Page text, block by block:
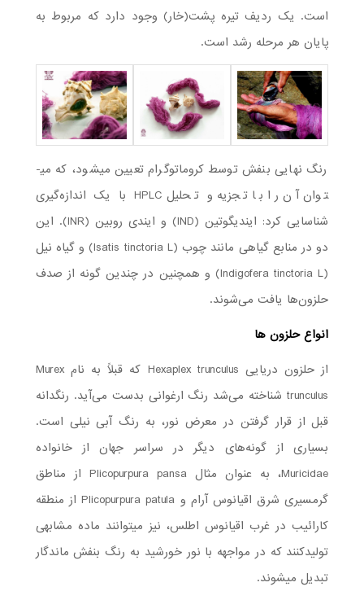
است. یک ردیف تیره پشت(خار) وجود دارد که مربوط به
پایان هر مرحله رشد است.
رنگ نهایی بنفش توسط کروماتوگرام تعیین می­شود، که می­
توان آن را با تجزیه و تحلیل HPLC با یک اندازه‌گیری
شناسایی کرد: ایندیگوتین (IND) و ایندی روبین (INR). این
دو در منابع گیاهی مانند چوب (Isatis tinctoria L) و گیاه نیل
(Indigofera tinctoria L) و همچنین در چندین گونه از صدف‌
حلزون‌ها یافت می‌شوند.
انواع حلزون ها
از حلزون دریایی Hexaplex trunculus که قبلاً به نام Murex
trunculus شناخته می‌شد رنگ ارغوانی بدست می­‌آید. رنگدانه
قبل از قرار گرفتن در معرض نور، به رنگ آبی نیلی است.
بسیاری از گونه‌های دیگر در سراسر جهان از خانواده
Muricidae، به عنوان مثال Plicopurpura pansa از مناطق
گرمسیری شرق اقیانوس آرام و Plicopurpura patula از منطقه
کارائیب در غرب اقیانوس اطلس، نیز می­توانند ماده مشابهی
تولید­کنند که در مواجهه با نور خورشید به رنگ بنفش ماندگار
تبدیل می­شوند.